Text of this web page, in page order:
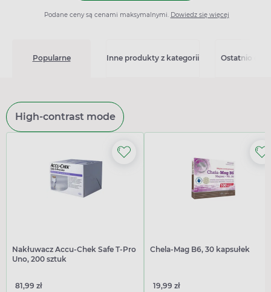
Podane ceny są cenami maksymalnymi. Dowiedz się więcej
Popularne Inne produkty z kategorii Ostatnio
High-contrast mode
Nakłuwacz Accu-Chek Safe T-Pro
Uno, 200 sztuk
81,99 zł
Chela-Mag B6, 30 kapsułek
19,99 zł